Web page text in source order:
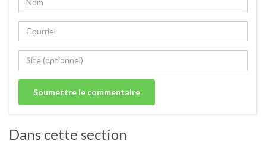
Dans cette section